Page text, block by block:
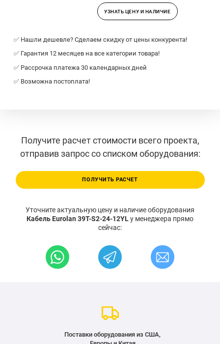
УЗНАТЬ ЦЕНУ И НАЛИЧИЕ
✅ Нашли дешевле? Сделаем скидку от цены конкурента!
✅ Гарантия 12 месяцев на все категории товара!
✅ Рассрочка платежа 30 календарных дней
✅ Возможна постоплата!
Получите расчет стоимости всего проекта,
отправив запрос со списком оборудования:
ПОЛУЧИТЬ РАСЧЕТ
Уточните актуальную цену и наличие оборудования
Кабель Eurolan 39T-S2-24-12YLу менеджера прямо
сейчас:
Поставки оборудования из США,